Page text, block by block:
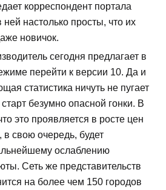
корреспондент портала
настолько просты, что их
новичок.
сегодня предлагает в
перейти к версии 10. Да и
статистика ничуть не пугает
безумно опасной гонки. В
это проявляется в росте цен
свою очередь, будет
ослаблению
Сеть же представительств
на более чем 150 городов